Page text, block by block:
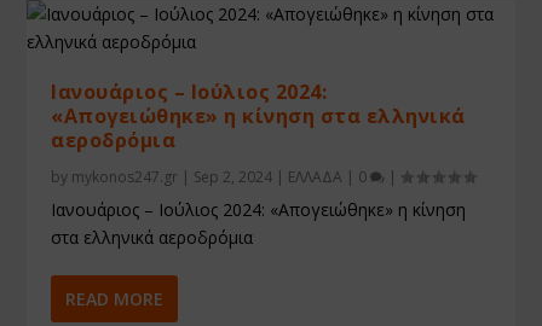
Ιανουάριος – Ιούλιος 2024:
«Απογειώθηκε» η κίνηση στα ελληνικά
αεροδρόμια
by mykonos247.gr Sep 2, 2024 ΕΛΛΑΔΑ 0
Ιανουάριος – Ιούλιος 2024: «Απογειώθηκε» η κίνηση
στα ελληνικά αεροδρόμια
READ MORE